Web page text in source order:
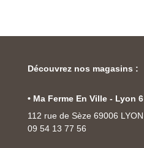
Découvrez nos magasins :
• Ma Ferme En Ville - Lyon 6
112 rue de Sèze 69006 LYON
09 54 13 77 56